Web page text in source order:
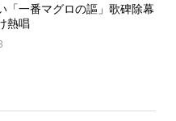
「一番マグロの謳」歌碑除幕
熱唱